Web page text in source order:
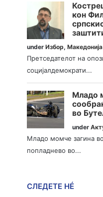
кон
underИзбор,Македонија
Претседателот на
социјалдемократи...
Младо
во
under
Младо момче загина
попладнево во...
СЛЕДЕТЕ НÉ